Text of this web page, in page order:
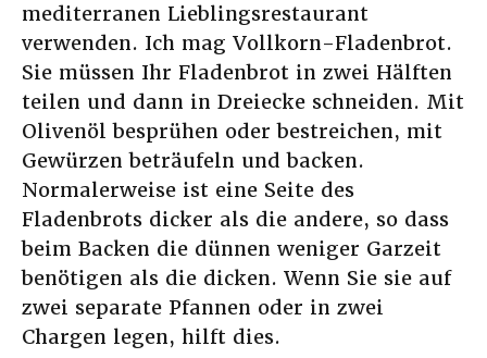
mediterranen Lieblingsrestaurant
verwenden. Ich mag Vollkorn-Fladenbrot.
Sie müssen Ihr Fladenbrot in zwei Hälften
teilen und dann in Dreiecke schneiden. Mit
Olivenöl besprühen oder bestreichen, mit
Gewürzen beträufeln und backen.
Normalerweise ist eine Seite des
Fladenbrots dicker als die andere, so dass
beim Backen die dünnen weniger Garzeit
benötigen als die dicken. Wenn Sie sie auf
zwei separate Pfannen oder in zwei
Chargen legen, hilft dies.